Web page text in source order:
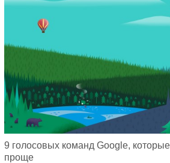
9 голосовых команд Google,
проще